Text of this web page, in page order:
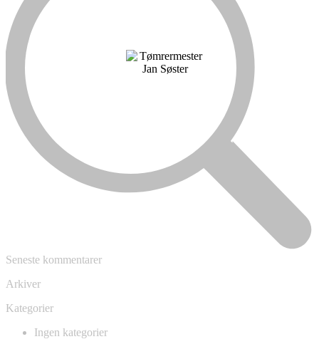
Seneste kommentarer
Arkiver
Kategorier
Ingen kategorier